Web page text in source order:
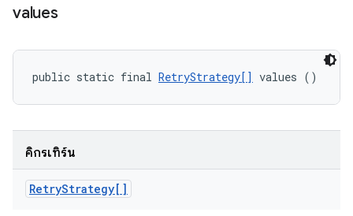
values
public static final RetryStrategy[] values ()
คิกรีเทิร์น
RetryStrategy[]